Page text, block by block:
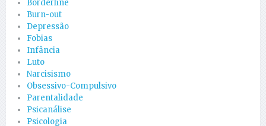
Borderline
Burn-out
Depressão
Fobias
Infância
Luto
Narcisismo
Obsessivo-Compulsivo
Parentalidade
Psicanálise
Psicologia